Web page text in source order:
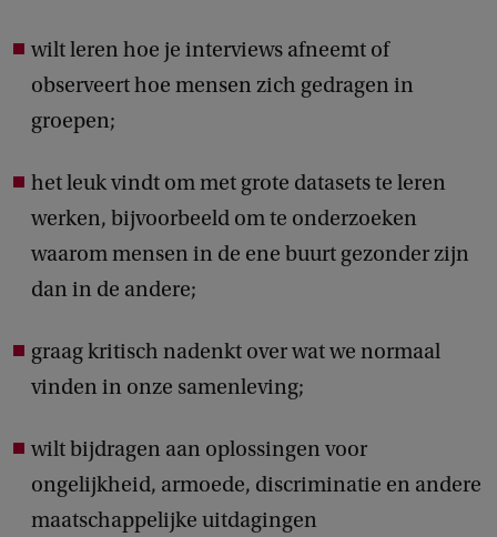
g
g
e
r
u
i
k
p
e
b
s
wilt leren hoe je interviews afneemt of
observeert hoe mensen zich gedragen in
groepen;
het leuk vindt om met grote datasets te leren
werken, bijvoorbeeld om te onderzoeken
waarom mensen in de ene buurt gezonder zijn
dan in de andere;
graag kritisch nadenkt over wat we normaal
vinden in onze samenleving;
wilt bijdragen aan oplossingen voor
ongelijkheid, armoede, discriminatie en andere
maatschappelijke uitdagingen